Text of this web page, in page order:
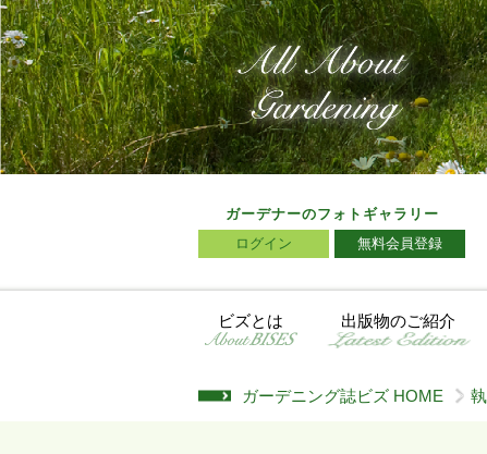
ガーデナーのフォトギャラリー
ログイン
無料会員登録
ビズとは 出版物のご紹介
ガーデニング誌ビズ HOME >